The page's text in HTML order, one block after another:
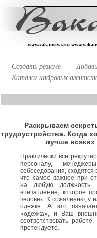
www.vakansiya.ru;
Создать резюме
Каталог кадровых
Раскрываем
трудоустройства. Когда
лучше всяких
Практически все
персоналу,
собеседования,
что самое важное при
на любую должность
впечатление, которое
человек. К сожалению, у
одежке. А это
«одежка», и Ваш
соответствовать
претендуете.